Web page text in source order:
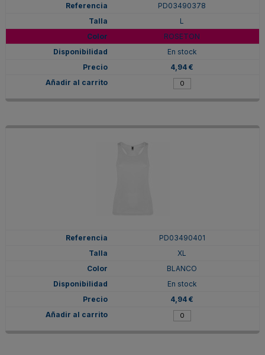
PD03490378
L
ROSETON
En stock
4,94 €
PD03490401
XL
BLANCO
En stock
4,94 €